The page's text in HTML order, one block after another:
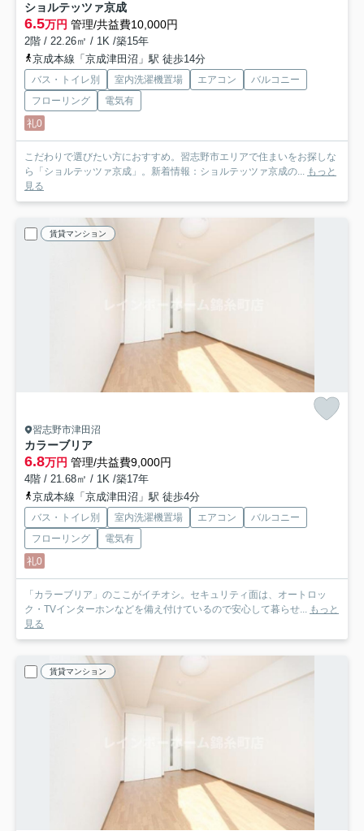
ショルテッツァ京成
6.5万円 管理/共益費10,000円
2階 / 22.26㎡ / 1K /築15年
京成本線「京成津田沼」駅 徒歩14分
バス・トイレ別 室内洗濯機置場 エアコン
バルコニー
フローリング
電気有
礼0
こだわりで選びたい方におすすめ。習志野市エリアで住まいをお探しな
ら「ショルテッツァ京成」。新着情報：ショルテッツァ京成の... もっと
見る
賃貸マンション
習志野市津田沼
カラーブリア
6.8万円 管理/共益費9,000円
4階 / 21.68㎡ / 1K /築17年
京成本線「京成津田沼」駅 徒歩4分
バス・トイレ別 室内洗濯機置場 エアコン
バルコニー
フローリング
電気有
礼0
「カラーブリア」のここがイチオシ。セキュリティ面は、オートロッ
ク・TVインターホンなどを備え付けているので安心して暮らせ... もっと
見る
賃貸マンション